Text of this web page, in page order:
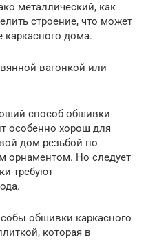
металлический, как
строение, что может
дома.
вагонкой или
способ обшивки
особенно хорош для
дом резьбой по
орнаментом. Но следует
требуют
обшивки каркасного
которая в